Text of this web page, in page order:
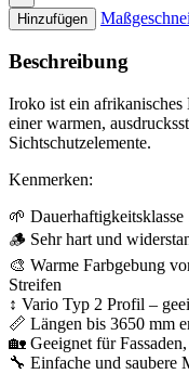
2
pro
Menge
Hinzufügen
Beschreibung
Iroko ist ein
einer warmen,
Sichtschutzelemente.
Kenmerken:
🌱 Dauerhaftigkeitsklasse
🪵 Sehr hart und
🎨 Warme Farbgebung
Streifen
↕️ Vario Typ 2 Profil –
📏 Längen bis 3650 mm
🏡 Geeignet für
🔧 Einfache und saubere